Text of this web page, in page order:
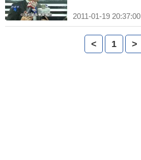
2011-01-19 20:37:00
< 1 >